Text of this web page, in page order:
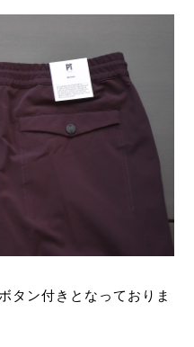
タン付きとなっておりま